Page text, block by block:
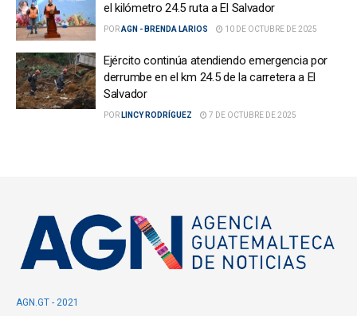
el kilómetro 24.5 ruta a El Salvador
PORAGN - BRENDA LARIOS 10 DE OCTUBRE DE 2025
Ejército continúa atendiendo emergencia por
derrumbe en el km 24.5 de la carretera a El
Salvador
POR LINCY RODRÍGUEZ 7 DE OCTUBRE DE 2025
AGN.GT - 2021